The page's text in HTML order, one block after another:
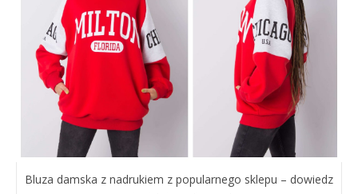
Bluza damska z nadrukiem z popularnego sklepu – dowiedz